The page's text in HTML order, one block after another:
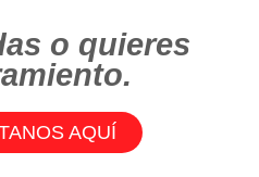
o quieres
AQUÍ